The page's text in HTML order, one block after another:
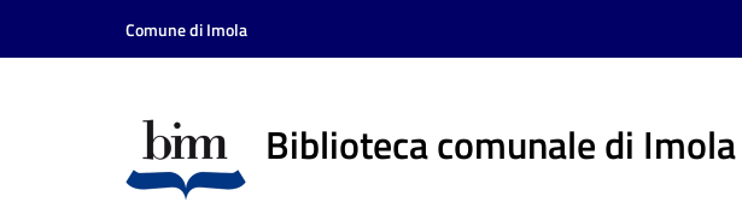
Vai al contenuto
Vai alla navigazione
Comune di Imola
Biblioteca comunale di Imola